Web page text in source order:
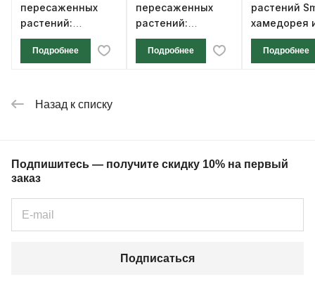
пересаженных
растений:
Замиокулькас,
Спатифиллум
оливковом
Подробнее
пересаженных
растений:
Замиокулькас,
Спатифиллум
Подробнее
растений
хамедорея
фикуса
Подробнее
Назад к списку
Подпишитесь — получите скидку 10% на первый
заказ
Подписаться